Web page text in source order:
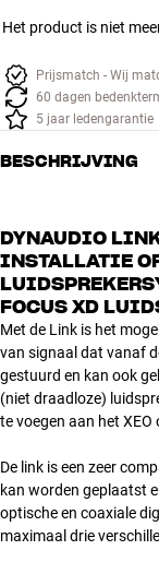
MERKEN
Winkels
Klantenservice
Inloggen
Klantenservice
Bouw met geluid
Het product is niet
Prijsmatch - Wij
60 dagen
5 jaar ledengarantie
BESCHRIJVING
DYNAUDIO
INSTALLATIE
FOCUS XD
Met de Link is het
van signaal dat vanaf
gestuurd en kan ook
(niet draadloze)
te voegen aan het XEO
De link is een zeer
kan worden geplaatst
optische en coaxiale
maximaal drie